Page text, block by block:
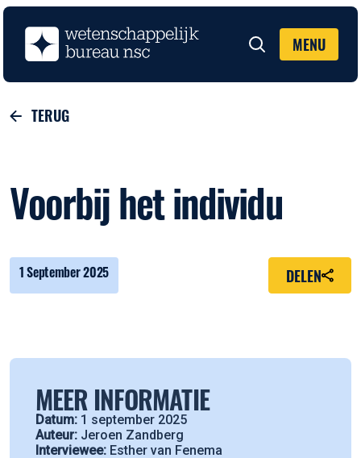
Zoeken MENU
TERUG
Voorbij het individu
1 September 2025 DELEN
MEER INFORMATIE
Datum: 1 september 2025
Auteur: Jeroen Zandberg
Interviewee: Esther van Fenema